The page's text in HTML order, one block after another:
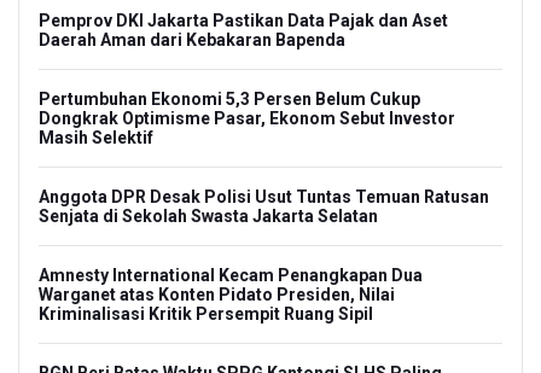
Pemprov DKI Jakarta Pastikan Data Pajak dan Aset
Daerah Aman dari Kebakaran Bapenda
Pertumbuhan Ekonomi 5,3 Persen Belum Cukup
Dongkrak Optimisme Pasar, Ekonom Sebut Investor
Masih Selektif
Anggota DPR Desak Polisi Usut Tuntas Temuan Ratusan
Senjata di Sekolah Swasta Jakarta Selatan
Amnesty International Kecam Penangkapan Dua
Warganet atas Konten Pidato Presiden, Nilai
Kriminalisasi Kritik Persempit Ruang Sipil